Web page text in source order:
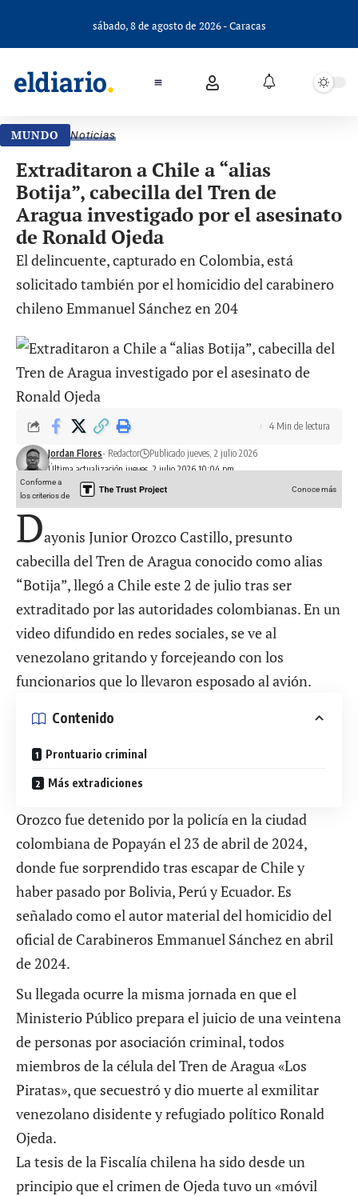
sábado, 8 de agosto de 2026 - Caracas
MUNDO Noticias
Extraditaron a Chile a “alias
Botija”, cabecilla del Tren de
Aragua investigado por el asesinato
de Ronald Ojeda
El delincuente, capturado en Colombia, está
solicitado también por el homicidio del carabinero
chileno Emmanuel Sánchez en 204
Última actualización jueves, 2 julio 2026 10:04 pm
Jordan Flores- Redactor Publicado jueves, 2 julio 2026
4 Min de lectura
Conforme a
los criterios de
Conoce más
Dayonis Junior Orozco Castillo, presunto
cabecilla del Tren de Aragua conocido como alias
“Botija”, llegó a Chile este 2 de julio tras ser
extraditado por las autoridades colombianas. En un
video difundido en redes sociales, se ve al
venezolano gritando y forcejeando con los
funcionarios que lo llevaron esposado al avión.
Contenido
Prontuario criminal
Más extradiciones
Orozco fue detenido por la policía en la ciudad
colombiana de Popayán el 23 de abril de 2024,
donde fue sorprendido tras escapar de Chile y
haber pasado por Bolivia, Perú y Ecuador. Es
señalado como el autor material del homicidio del
oficial de Carabineros Emmanuel Sánchez en abril
de 2024.
Su llegada ocurre la misma jornada en que el
Ministerio Público prepara el juicio de una veintena
de personas por asociación criminal, todos
miembros de la célula del Tren de Aragua «Los
Piratas», que secuestró y dio muerte al exmilitar
venezolano disidente y refugiado político Ronald
Ojeda.
La tesis de la Fiscalía chilena ha sido desde un
principio que el crimen de Ojeda tuvo un «móvil